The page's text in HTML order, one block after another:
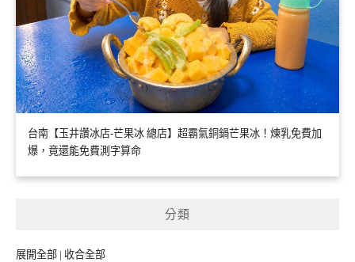
台南【玉井讚冰店-芒果冰 總店】超霸氣銅鍋芒果冰！煉乳免費加
爆，竟還能免費測字算命
分類
展開全部 | 收合全部